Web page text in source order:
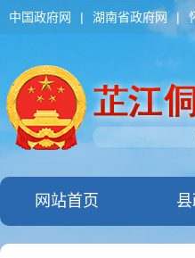
中国政府网 | 湖南省政府网 |
网站首页